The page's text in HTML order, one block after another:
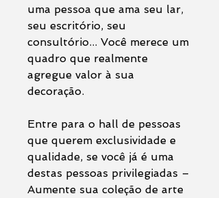
uma pessoa que ama seu lar,
seu escritório, seu
consultório... Você merece um
quadro que realmente
agregue valor à sua
decoração.
Entre para o hall de pessoas
que querem exclusividade e
qualidade, se você já é uma
destas pessoas privilegiadas –
Aumente sua coleção de arte